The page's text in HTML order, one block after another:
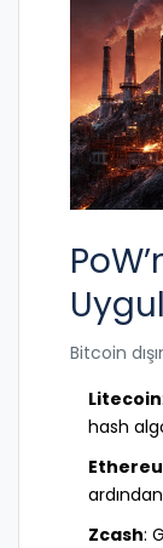
Bitcoin
Litecoin
hash
Zcash: